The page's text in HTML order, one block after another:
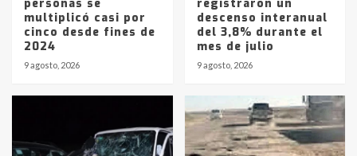
personas se
multiplicó casi por
cinco desde fines de
2024
9 agosto, 2026
registraron un
descenso interanual
del 3,8% durante el
mes de julio
9 agosto, 2026